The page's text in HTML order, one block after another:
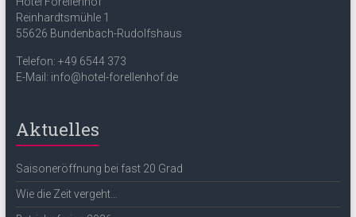
Reinhardtsmühle 1
55626 Bundenbach-Rudolfshaus
Telefon: +49 6544 373
E-Mail: info@hotel-forellenhof.de
Aktuelles
Saisoneröffnung bei fast 20 Grad
Wie die Zeit vergeht…